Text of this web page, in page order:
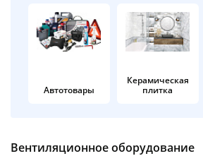
Автотовары
Керамическая
плитка
Вентиляционное оборудование
недели